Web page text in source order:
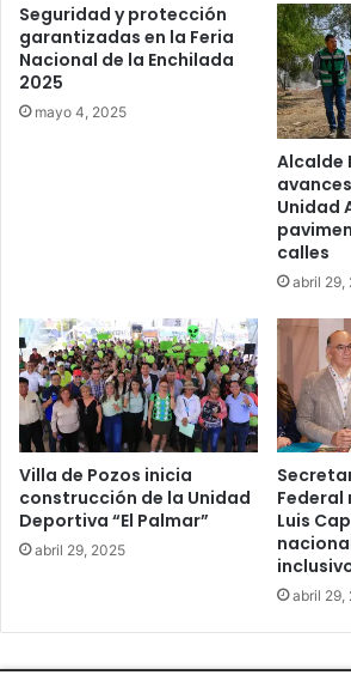
Seguridad y protección
garantizadas en la Feria
Nacional de la Enchilada
2025
mayo 4, 2025
Alcalde
Unidad
calles
abril 29,
Villa de Pozos inicia
construcción de la Unidad
Deportiva “El Palmar”
abril 29, 2025
Federal
Luis
abril 29,